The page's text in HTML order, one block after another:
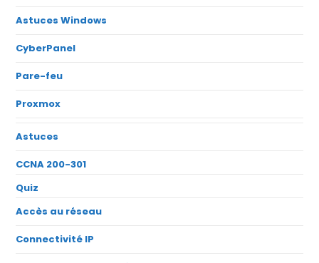
Astuces Windows
CyberPanel
Pare-feu
Proxmox
Astuces
CCNA 200-301
Quiz
Accès au réseau
Connectivité IP